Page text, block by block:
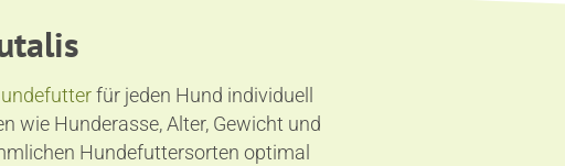
für jeden Hund individuell
wie Hunderasse, Alter, Gewicht und
Hundefuttersorten optimal